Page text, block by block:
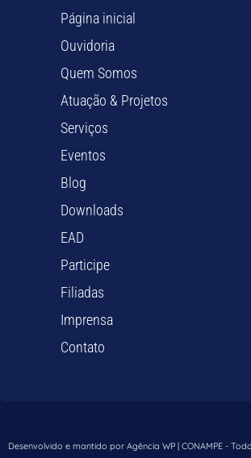
Página inicial
Ouvidoria
Quem Somos
Atuação & Projetos
Serviços
Eventos
Blog
Downloads
EAD
Participe
Filiadas
Imprensa
Contato
Desenvolvido e mantido por Agência WP | CONAMPE -